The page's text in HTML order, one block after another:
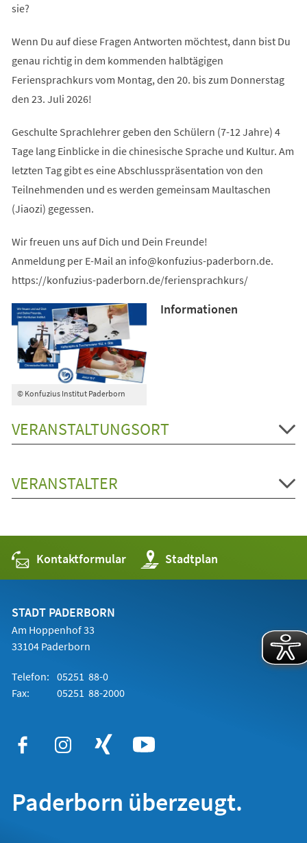
sie?
Wenn Du auf diese Fragen Antworten möchtest, dann bist Du
genau richtig in dem kommenden halbtägigen
Feriensprachkurs vom Montag, den 20. bis zum Donnerstag
den 23. Juli 2026!
Geschulte Sprachlehrer geben den Schülern (7-12 Jahre) 4
Tage lang Einblicke in die chinesische Sprache und Kultur. Am
letzten Tag gibt es eine Abschlusspräsentation von den
Teilnehmenden und es werden gemeinsam Maultaschen
(Jiaozi) gegessen.
Wir freuen uns auf Dich und Dein Freunde!
Anmeldung per E-Mail an info konfuzius-paderborn de.
https://konfuzius-paderborn.de/feriensprachkurs/
© Konfuzius Institut Paderborn
Informationen
VERANSTALTUNGSORT
VERANSTALTER
Kontaktformular Stadtplan
(Öffnet
in
einem
STADT PADERBORN
Am Hoppenhof 33
33104 Paderborn
Telefon: 05251 88-0
Fax:
05251 88-2000
Paderborn überzeugt.